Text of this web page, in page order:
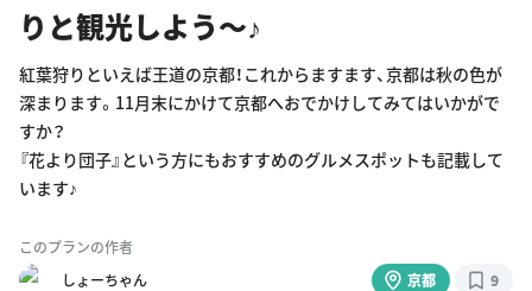
りと観光しよう〜♪
紅葉狩りといえば王道の京都！これからますます、京都は秋の色が
深まります。11月末にかけて京都へおでかけしてみてはいかがで
すか？
『花より団子』という方にもおすすめのグルメスポットも記載して
います♪
このプランの作者
しょーちゃん
京都 9